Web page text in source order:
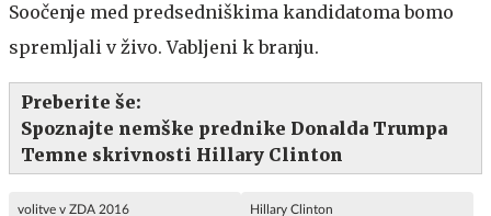
Soočenje med predsedniškima kandidatoma bomo
spremljali v živo. Vabljeni k branju.
Preberite še:
Spoznajte nemške prednike Donalda Trumpa
Temne skrivnosti Hillary Clinton
volitve v ZDA 2016 Hillary Clinton